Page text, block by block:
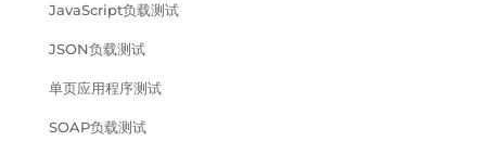
JavaScript负载测试
JSON负载测试
单页应用程序测试
SOAP负载测试